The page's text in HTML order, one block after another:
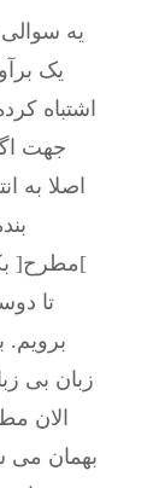
یه
یک
اشتباه
جهت
اصلا به
]مطرح[
تا
زبان بی
الان
بهمان می